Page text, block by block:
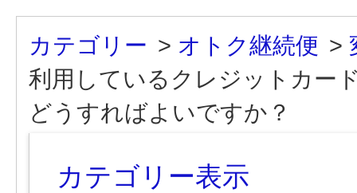
カテゴリー > オトク継続便 >
利用しているクレジットカー
どうすればよいですか？
カテゴリー表示